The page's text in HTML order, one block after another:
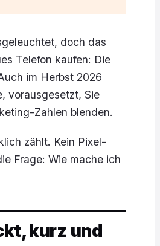
doch das
Telefon kaufen: Die
im Herbst 2026
vorausgesetzt, Sie
Zahlen blenden.
zählt. Kein Pixel-
Frage: Wie mache ich
kurz und